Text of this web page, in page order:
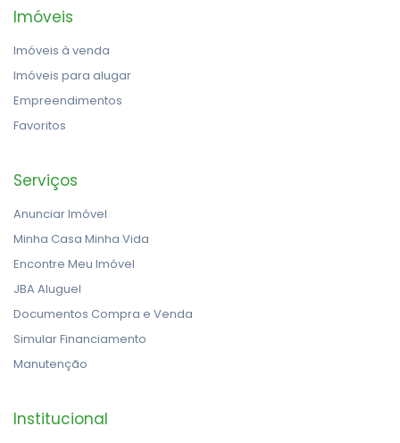
Imóveis
Imóveis à venda
Imóveis para alugar
Empreendimentos
Favoritos
Serviços
Anunciar Imóvel
Minha Casa Minha Vida
Encontre Meu Imóvel
JBA Aluguel
Documentos Compra e Venda
Simular Financiamento
Manutenção
Institucional